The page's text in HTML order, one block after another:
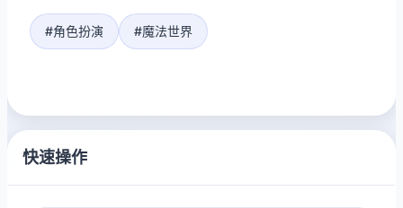
#角色扮演 #魔法世界
快速操作